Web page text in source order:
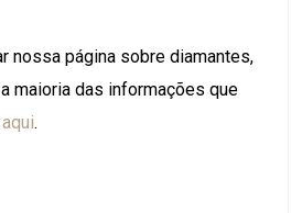
nossa página sobre diamantes,
maioria das informações que
aqui.